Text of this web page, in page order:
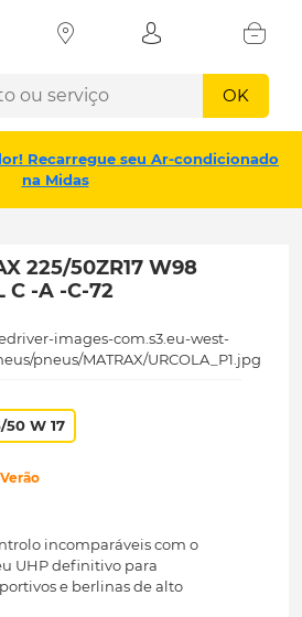
OK
Recarregue seu Ar-condicionado
na Midas
225/50ZR17 W98
C -A -C-72
50 W 17
Verão
incomparáveis com o
UHP definitivo para
e berlinas de alto